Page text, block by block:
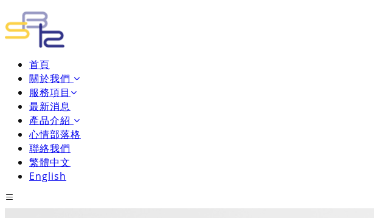
首頁
關於我們
服務項目
最新消息
產品介紹
心情部落格
聯絡我們
繁體中文
English